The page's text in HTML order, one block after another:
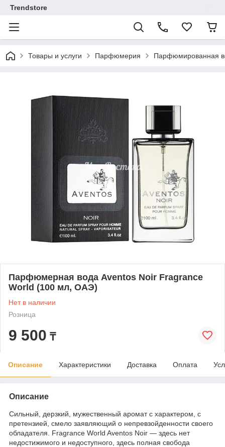
Trendstore
Товары и услуги Парфюмерия Парфюмированная
Парфюмерная вода Aventos Noir Fragrance
World (100 мл, ОАЭ)
Нет в наличии
Розница
9 500 ₸
Описание Характеристики Доставка Оплата
Описание
Сильный, дерзкий, мужественный аромат с характером, с
претензией, смело заявляющий о непревзойденности своего
обладателя. Fragrance World Aventos Noir — здесь нет
недостижимого и недоступного, здесь полная свобода